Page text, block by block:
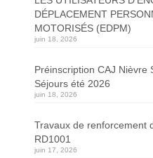
DÉPLACEMENT
MOTORISÉS (EDPM)
juin 18, 2026
Préinscription CAJ Nièvre
Séjours été 2026
juin 18, 2026
Travaux de renforcement
RD1001
juin 17, 2026